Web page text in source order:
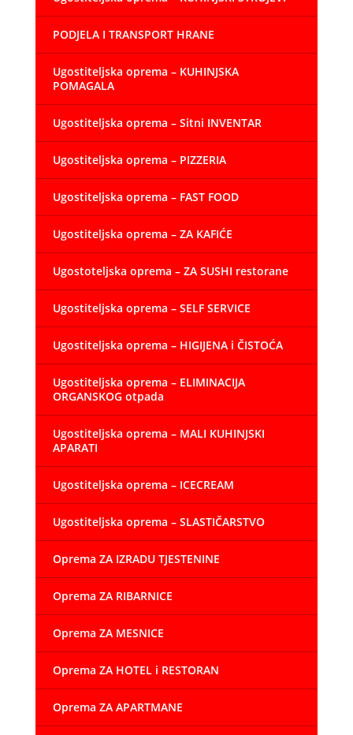
PODJELA I TRANSPORT HRANE
Ugostiteljska oprema – KUHINJSKA
POMAGALA
Ugostiteljska oprema – Sitni INVENTAR
Ugostiteljska oprema – PIZZERIA
Ugostiteljska oprema – FAST FOOD
Ugostiteljska oprema – ZA KAFIĆE
Ugostoteljska oprema – ZA SUSHI restorane
Ugostiteljska oprema – SELF SERVICE
Ugostiteljska oprema – HIGIJENA i ČISTOĆA
Ugostiteljska oprema – ELIMINACIJA
ORGANSKOG otpada
Ugostiteljska oprema – MALI KUHINJSKI
APARATI
Ugostiteljska oprema – ICECREAM
Ugostiteljska oprema – SLASTIČARSTVO
Oprema ZA IZRADU TJESTENINE
Oprema ZA RIBARNICE
Oprema ZA MESNICE
Oprema ZA HOTEL i RESTORAN
Oprema ZA APARTMANE